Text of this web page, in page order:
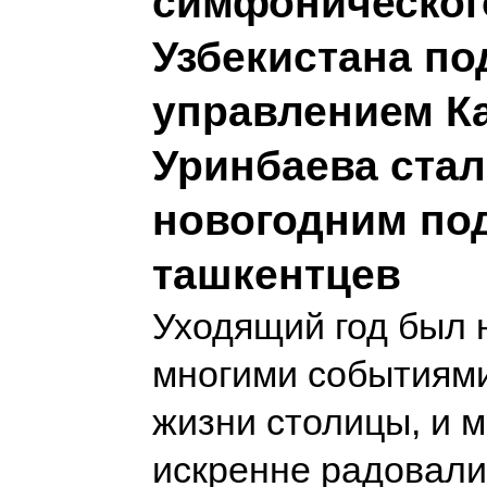
Узбекистана
управлением
Уринбаева
новогодним
ташкентцев
Уходящий год был
многими
жизни столицы, и
искренне